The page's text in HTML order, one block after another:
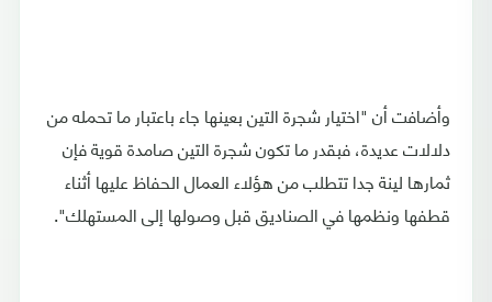
وأضافت أن "اختيار شجرة التين بعينها جاء باعتبار ما تحمله من
دلالات عديدة، فبقدر ما تكون شجرة التين صامدة قوية فإن
ثمارها لينة جدا تتطلب من هؤلاء العمال الحفاظ عليها أثناء
قطفها ونظمها في الصناديق قبل وصولها إلى المستهلك".